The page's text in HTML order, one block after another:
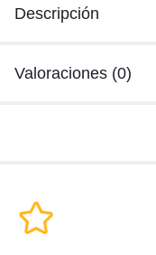
Descripción
Valoraciones (0)